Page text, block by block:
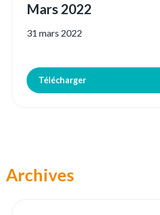
Mars 2022
31 mars 2022
Télécharger
Archives